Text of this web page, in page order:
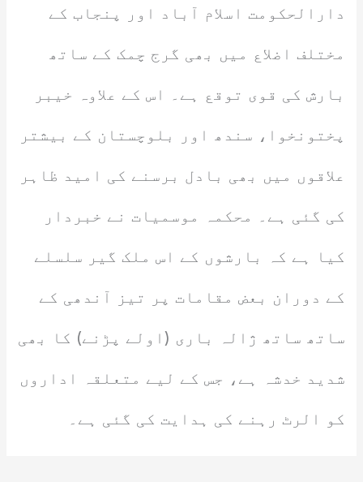
دارالحکومت اسلام آباد اور پنجاب کے
مختلف اضلاع میں بھی گرج چمک کے ساتھ
بارش کی قوی توقع ہے۔ اس کے علاوہ خیبر
پختونخوا، سندھ اور بلوچستان کے بیشتر
علاقوں میں بھی بادل برسنے کی امید ظاہر
کی گئی ہے۔ محکمہ موسمیات نے خبردار
کیا ہے کہ بارشوں کے اس ملک گیر سلسلے
کے دوران بعض مقامات پر تیز آندھی کے
ساتھ ساتھ ژالہ باری (اولے پڑنے) کا بھی
شدید خدشہ ہے، جس کے لیے متعلقہ اداروں
کو الرٹ رہنے کی ہدایت کی گئی ہے۔